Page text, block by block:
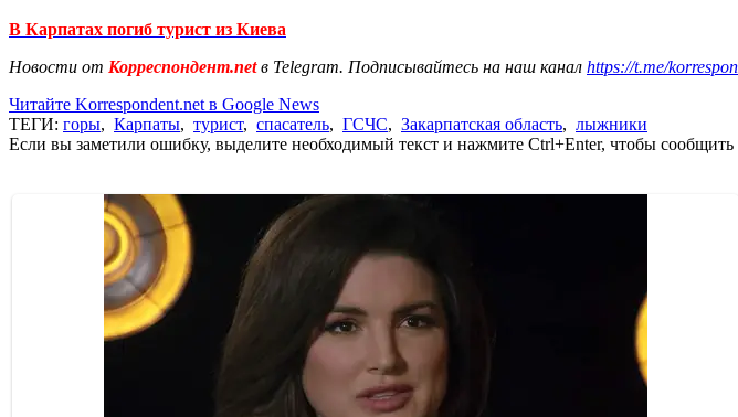
В Карпатах погиб турист из Киева
Новости от Корреспондент.netв Telegram. Подписывайтесь на наш канал https://t.me/
Читайте Korrespondent.net в Google News
ТЕГИ: горы, Карпаты, турист, спасатель, ГСЧС, Закарпатская область, лыжники
Если вы заметили ошибку, выделите необходимый текст и нажмите Ctrl+Enter, чтобы сообщить